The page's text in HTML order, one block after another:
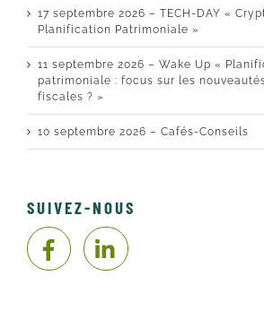
17 septembre 2026 – TECH-DAY «
Planification Patrimoniale »
11 septembre 2026 – Wake Up «
patrimoniale : focus sur les
fiscales ? »
10 septembre 2026 – Cafés-Conseils
SUIVEZ-NOUS